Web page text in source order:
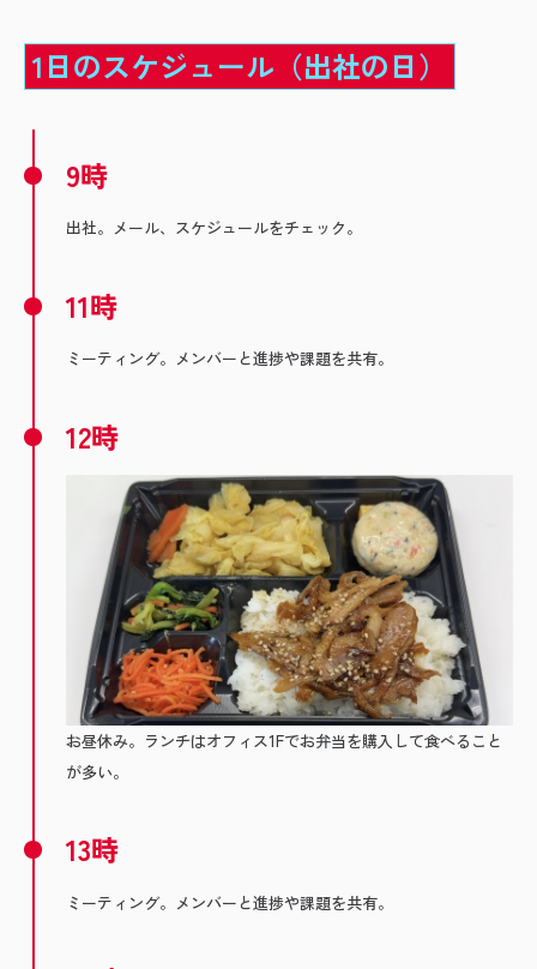
1日のスケジュール（出社の日）
9時
出社。メール、スケジュールをチェック。
11時
ミーティング。メンバーと進捗や課題を共有。
12時
お昼休み。ランチはオフィス1Fでお弁当を購入して食べること
が多い。
13時
ミーティング。メンバーと進捗や課題を共有。